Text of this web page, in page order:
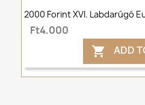
2000 Forint XVI. Labdarúgó
Ft4,000
 ADD